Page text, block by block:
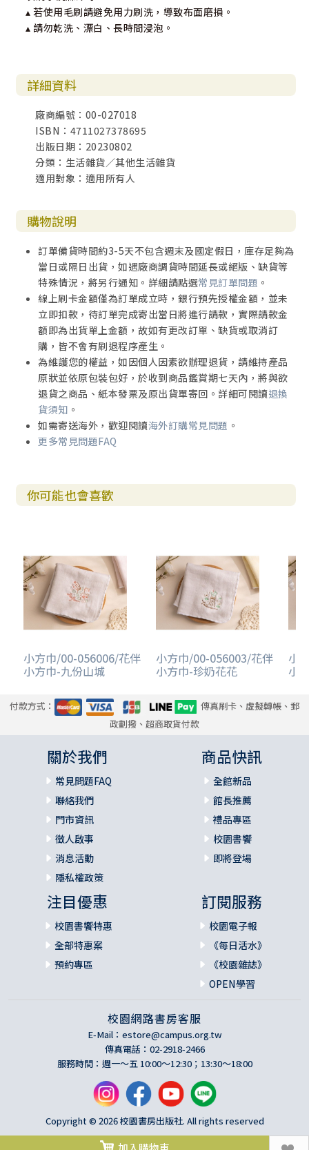
▴ 若使用毛刷請避免用力刷洗，導致布面磨損。
▴ 請勿乾洗、漂白、長時間浸泡。
詳細資料
廠商編號：00-027018
ISBN：4711027378695
出版日期：20230802
分類：生活雜貨／其他生活雜貨
適用對象：適用所有人
購物說明
訂單備貨時間約3-5天不包含週末及國定假日，庫存足夠為
當日或隔日出貨，如遇廠商調貨時間延長或絕版、缺貨等
特殊情況，將另行通知。詳細請點選常見訂單問題 。
線上刷卡金額僅為訂單成立時，銀行預先授權金額，並未
立即扣款，待訂單完成寄出當日將進行請款，實際請款金
額即為出貨單上金額，故如有更改訂單、缺貨或取消訂
購，皆不會有刷退程序產生。
為維護您的權益，如因個人因素欲辦理退貨，請維持產品
原狀並依原包裝包好，於收到商品鑑賞期七天內，將與欲
退貨之商品、紙本發票及原出貨單寄回。詳細可閱讀退換
貨須知 。
如需寄送海外，歡迎閱讀海外訂購常見問題 。
更多常見問題FAQ
你可能也會喜歡
小方巾/00-056006/花伴
小方巾-九份山城
小方巾/00-056003/花伴
小方巾-珍奶花花
小
小
付款方式：
傳真刷卡、虛擬轉帳、郵
政劃撥、超商取貨付款
關於我們
常見問題FAQ
聯絡我們
門市資訊
徵人啟事
消息活動
隱私權政策
商品快訊
全館新品
館長推薦
禮品專區
校園書饗
即將登場
注目優惠
校園書饗特惠
全部特惠案
預約專區
訂閱服務
校園電子報
《每日活水》
《校園雜誌》
OPEN學習
校園網路書房客服
E-Mail： estore@campus.org.tw
傳真電話：02-2918-2466
服務時間：週一～五 10:00～12:30；13:30～18:00
Copyright © 2026 校園書房出版社. All rights reserved